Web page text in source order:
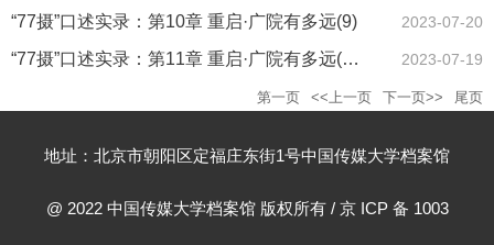
“77摄”口述实录：第10章 重启·广院有多远(9) 2023-07-20
“77摄”口述实录：第11章 重启·广院有多远(10) 2023-07-19
第一页 <<上一页 下一页>> 尾页
地址：北京市朝阳区定福庄东街1号中国传媒大学档案馆
@ 2022 中国传媒大学档案馆 版权所有 / 京 ICP 备 1003